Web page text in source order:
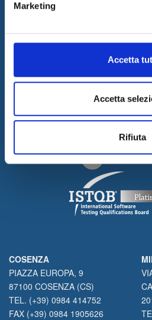
Marketing
Accetta
Accetta
Rifiuta
COMUNICATI STAMPA
GOVERNANCE
COSENZA
PIAZZA EUROPA, 9
87100 COSENZA (CS)
TEL. (+39) 0984 414752
FAX (+39) 0984 1905626